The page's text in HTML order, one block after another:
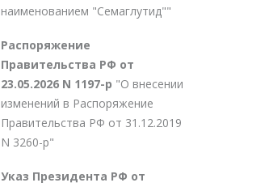
наименованием "Семаглутид""
Распоряжение
Правительства РФ от
23.05.2026 N 1197-р "О внесении
изменений в Распоряжение
Правительства РФ от 31.12.2019
N 3260-р"
Указ Президента РФ от